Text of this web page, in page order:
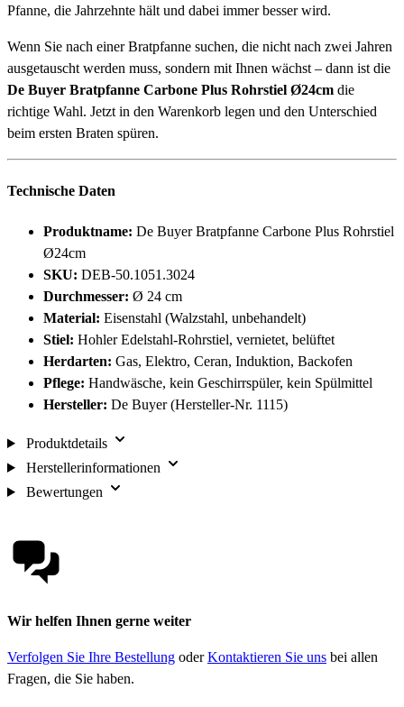
Pfanne, die Jahrzehnte hält und dabei immer besser wird.
Wenn Sie nach einer Bratpfanne suchen, die nicht nach zwei Jahren
ausgetauscht werden muss, sondern mit Ihnen wächst – dann ist die
De Buyer Bratpfanne Carbone Plus Rohrstiel Ø24cm die
richtige Wahl. Jetzt in den Warenkorb legen und den Unterschied
beim ersten Braten spüren.
Technische Daten
Produktname: De Buyer Bratpfanne Carbone Plus Rohrstiel
Ø24cm
SKU: DEB-50.1051.3024
Durchmesser: Ø 24 cm
Material: Eisenstahl (Walzstahl, unbehandelt)
Stiel: Hohler Edelstahl-Rohrstiel, vernietet, belüftet
Herdarten: Gas, Elektro, Ceran, Induktion, Backofen
Pflege: Handwäsche, kein Geschirrspüler, kein Spülmittel
Hersteller: De Buyer (Hersteller-Nr. 1115)
Produktdetails
Herstellerinformationen
Bewertungen
Wir helfen Ihnen gerne weiter
Verfolgen Sie Ihre Bestellung oderKontaktieren Sie uns bei allen
Fragen, die Sie haben.